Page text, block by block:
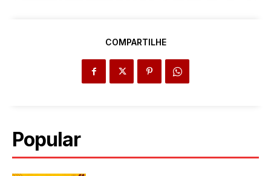
COMPARTILHE
Popular